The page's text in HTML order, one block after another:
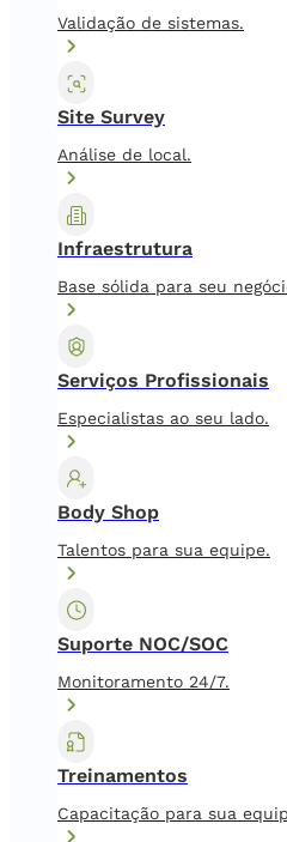
Validação de sistemas.
Site Survey
Análise de local.
Infraestrutura
Base sólida para seu
Serviços Profissionais
Especialistas ao seu lado.
Body Shop
Talentos para sua equipe.
Suporte NOC/SOC
Monitoramento 24/7.
Treinamentos
Capacitação para sua